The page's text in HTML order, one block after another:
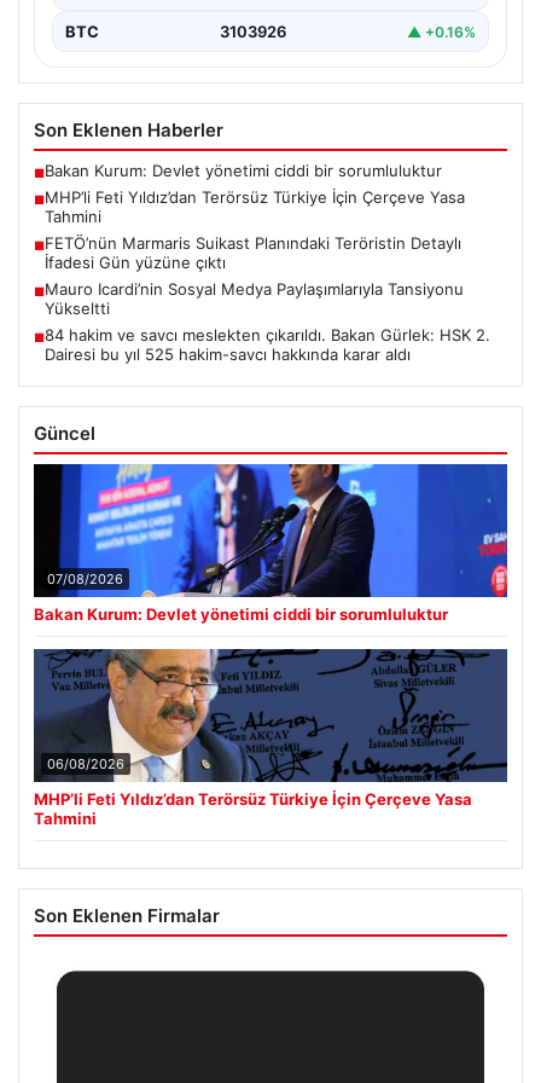
BTC 3103926 ▲ +0.16%
Son Eklenen Haberler
■Bakan Kurum: Devlet yönetimi ciddi bir sorumluluktur
■MHP’li Feti Yıldız’dan Terörsüz Türkiye İçin Çerçeve Yasa
Tahmini
■FETÖ’nün Marmaris Suikast Planındaki Teröristin Detaylı
İfadesi Gün yüzüne çıktı
■Mauro Icardi’nin Sosyal Medya Paylaşımlarıyla Tansiyonu
Yükseltti
■84 hakim ve savcı meslekten çıkarıldı. Bakan Gürlek: HSK 2.
Dairesi bu yıl 525 hakim-savcı hakkında karar aldı
Güncel
07/08/2026
Bakan Kurum: Devlet yönetimi ciddi bir sorumluluktur
06/08/2026
MHP’li Feti Yıldız’dan Terörsüz Türkiye İçin Çerçeve Yasa
Tahmini
Son Eklenen Firmalar